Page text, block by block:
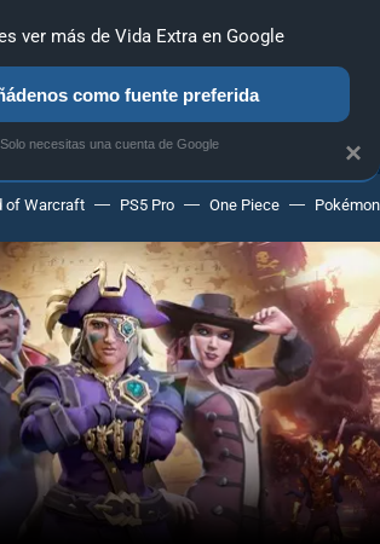
Y TRUCOS PC SONY NINTENDO
of Warcraft PS5 Pro One Piece Pokémon
×
ver más de Vida Extra en Google
como fuente preferida
Solo necesitas una cuenta de Google